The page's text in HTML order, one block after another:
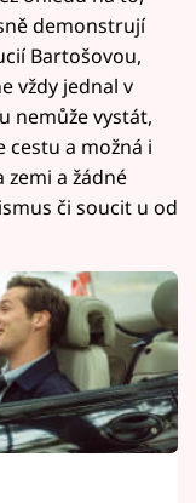
demonstrují
Bartošovou,
vždy jednal v
nemůže vystát,
cestu a možná i
zemi a žádné
či soucit u od